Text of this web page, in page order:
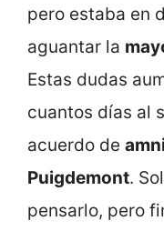
pero estaba en
aguantar la
Estas dudas
cuantos días al
acuerdo de
Puigdemont.
pensarlo, pero